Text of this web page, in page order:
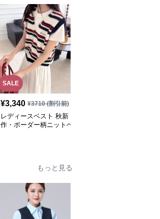
SALE
¥3,340 ¥3710(割引前)
レディースベスト 秋新
作・ボーダー柄ニットベ
もっと見る